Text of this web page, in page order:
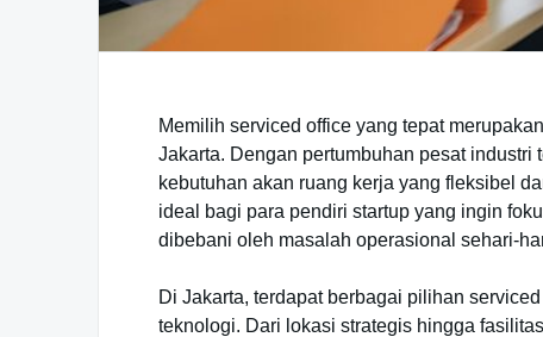
Memilih serviced office yang tepat
Jakarta. Dengan pertumbuhan pesat
kebutuhan akan ruang kerja yang fleksibel
ideal bagi para pendiri startup yang ingin
dibebani oleh masalah operasional sehari-
Di Jakarta, terdapat berbagai pilihan
teknologi. Dari lokasi strategis hingga